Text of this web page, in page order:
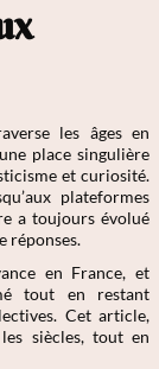
les âges en
place singulière
et curiosité.
plateformes
a toujours évolué
réponses.
en France, et
tout en restant
Cet article,
siècles, tout en